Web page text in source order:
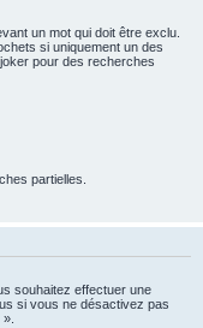
un mot qui doit être exclu.
si uniquement un des
pour des recherches
partielles.
souhaitez effectuer une
si vous ne désactivez pas